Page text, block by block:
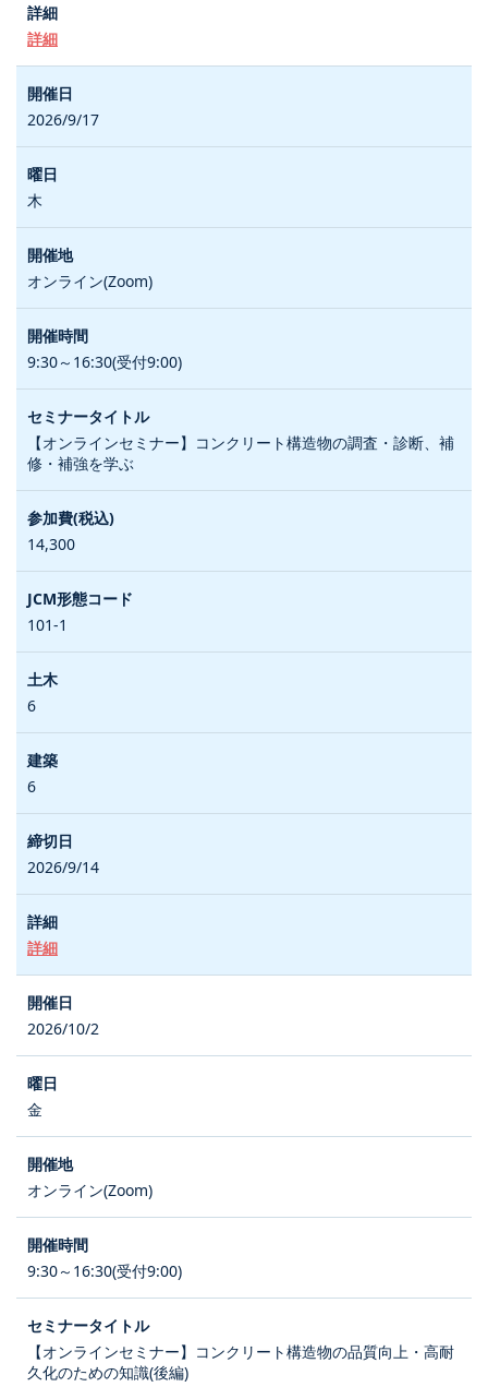
詳細
2026/9/17
木
オンライン(Zoom)
9:30～16:30(受付9:00)
【オンラインセミナー】コンクリート構造物の調査・診断、補
修・補強を学ぶ
14,300
101-1
6
6
2026/9/14
詳細
2026/10/2
金
オンライン(Zoom)
9:30～16:30(受付9:00)
【オンラインセミナー】コンクリート構造物の品質向上・高耐
久化のための知識(後編)